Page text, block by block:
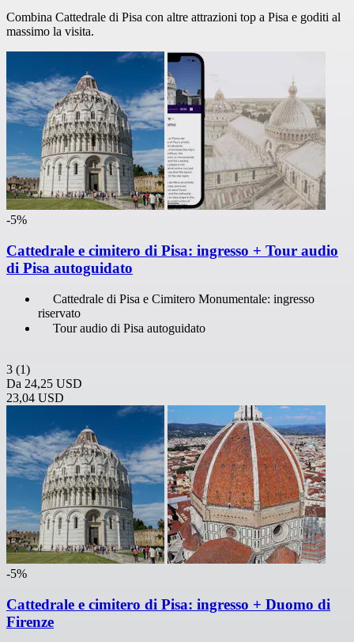
Combina Cattedrale di Pisa con altre attrazioni top a Pisa e goditi al
massimo la visita.
-5%
Cattedrale e cimitero di Pisa: ingresso + Tour audio
di Pisa autoguidato
Cattedrale di Pisa e Cimitero Monumentale: ingresso
riservato
Tour audio di Pisa autoguidato
3 (1)
Da 24,25 USD
23,04 USD
-5%
Cattedrale e cimitero di Pisa: ingresso + Duomo di
Firenze